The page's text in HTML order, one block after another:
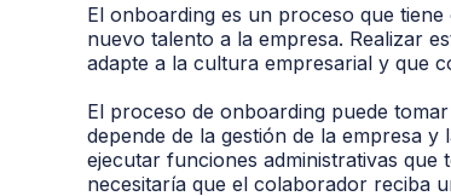
El onboarding es un proceso que
nuevo talento a la empresa. Realizar
adapte a la cultura empresarial y que
El proceso de onboarding puede
depende de la gestión de la empresa
ejecutar funciones administrativas que
necesitaría que el colaborador reciba